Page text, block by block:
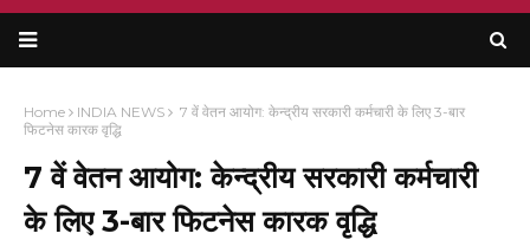
Home INDIA NEWS
7 वें वेतन आयोग: केन्द्रीय सरकारी कर्मचारी के लिए 3-बार
फिटनेस कारक वृद्धि
7 वें वेतन आयोग: केन्द्रीय सरकारी कर्मचारी
के लिए 3-बार फिटनेस कारक वृद्धि